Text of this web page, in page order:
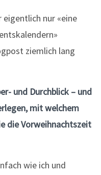
eigentlich nur «eine
ziemlich lang
und Durchblick – und
mit welchem
die Vorweihnachtszeit
wie ich und